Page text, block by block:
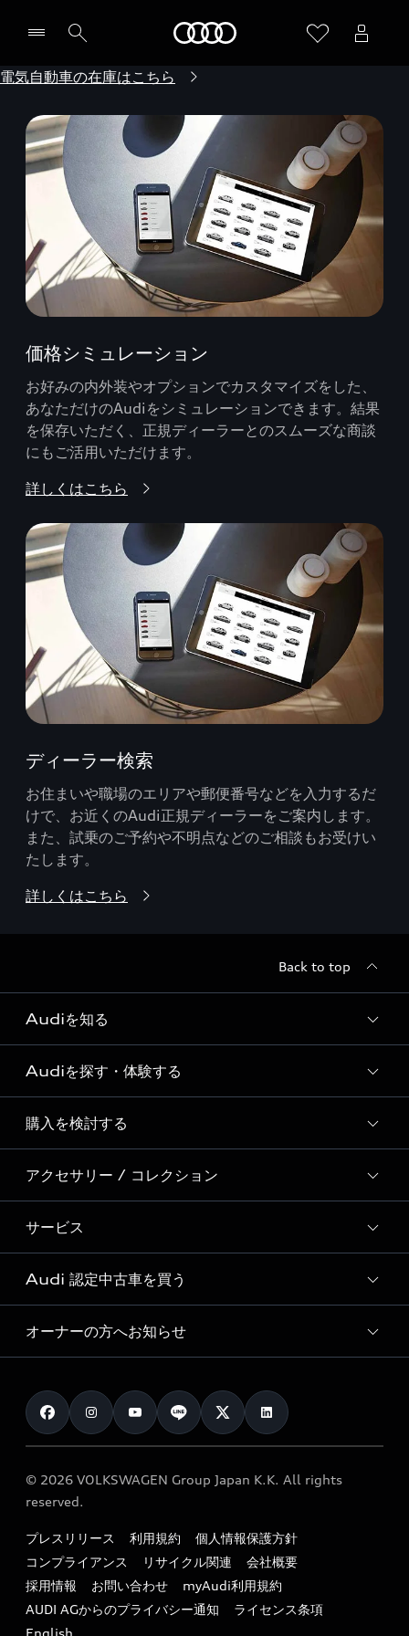
電気自動車の在庫はこちら
価格シミュレーション
お好みの内外装やオプションでカスタマイズをした、
あなただけのAudiをシミュレーションできます。結果
を保存いただく、正規ディーラーとのスムーズな商談
にもご活用いただけます。
詳しくはこちら
ディーラー検索
お住まいや職場のエリアや郵便番号などを入力するだ
けで、お近くのAudi正規ディーラーをご案内します。
また、試乗のご予約や不明点などのご相談もお受けい
たします。
詳しくはこちら
Back to top
Audiを知る
Audi ブランド
Story of Progress
Audi Sport
Formula 1®
デジタルサービス
Audiを探す・体験する
ディーラー検索
新車在庫検索
試乗車・展示車検索
見積り依頼
試乗予約
購入を検討する
モデル一覧
特別仕様モデル / 限定モデル
e-tronラインアップ
価格シミュレーション
車両比較
カタログ一覧
アクセサリー / コレクション
純正アクセサリー
オンラインショップ
Audi collection
アウディナビアプリ
サービス
サービス入庫予約
サービスプログラム
メンテナンス
車検 / 定期点検
e-tronアフターサポート
myAudi
Audi 認定中古車を買う
Audi認定中古車
クオリティ
保証
メンテナンス
ファイナンス
キャンペーン / イベント
買取査定
オーナーの方へお知らせ
お知らせ
オーナー様向けキャンペーン
特定整備適用車一覧
リサイクル法
よくある質問（FAQ）
© 2026 VOLKSWAGEN Group Japan K.K. All rights
reserved.
プレスリリース 利用規約
個人情報保護方針
コンプライアンス
リサイクル関連
会社概要
採用情報
お問い合わせ
myAudi利用規約
AUDI AGからのプライバシー通知
ライセンス条項
English